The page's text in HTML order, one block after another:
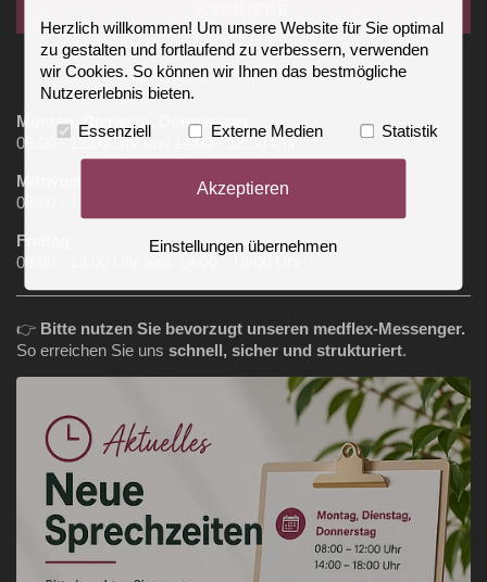
⚕️UNSERE SPRECHZEITEN ⚕️
Montag, Dienstag, Donnerstag
08:00 - 12:00 Uhr und 14:00 - 18:00 Uhr
Mittwoch
08:00 - 13:00 Uhr
Freitag
08:00 - 13:00 Uhr und 14:00 - 16:00 Uhr
👉 Bitte nutzen Sie bevorzugt unseren medflex‑Messenger.
So erreichen Sie uns schnell, sicher und strukturiert.
Herzlich willkommen! Um unsere Website für Sie optimal
zu gestalten und fortlaufend zu verbessern, verwenden
wir Cookies. So können wir Ihnen das bestmögliche
Nutzererlebnis bieten.
Essenziell Externe Medien Statistik
Akzeptieren
Einstellungen übernehmen